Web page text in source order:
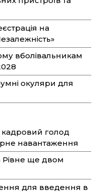
на
вболівальникам
окуляри для
кадровий голод
навантаження
Рівне ще двом
для введення в